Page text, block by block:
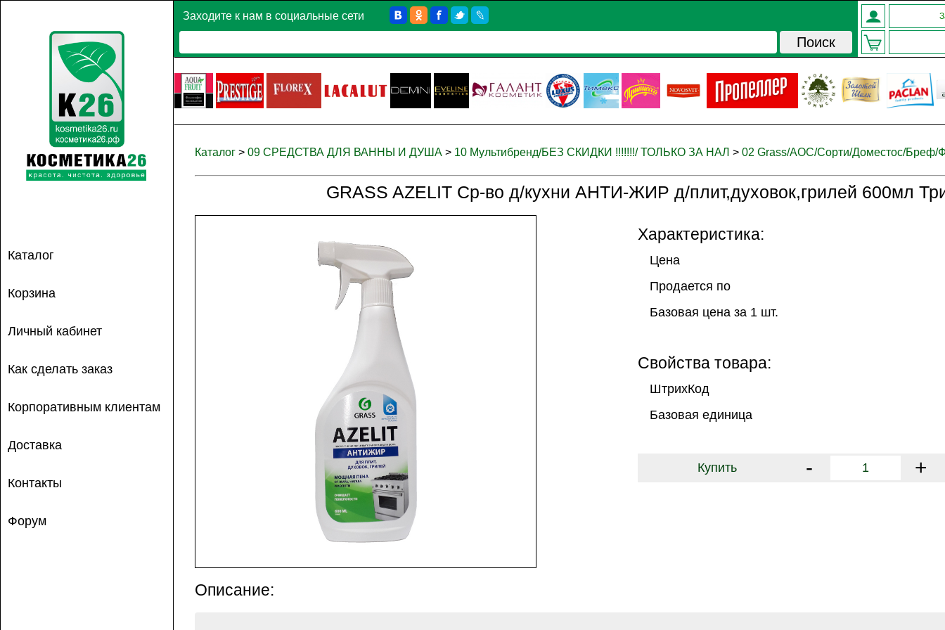
Заходите к нам в социальные сети
Каталог
Корзина
Личный кабинет
Как сделать заказ
Корпоративным клиентам
Доставка
Контакты
Форум
Каталог > 09 СРЕДСТВА ДЛЯ ВАННЫ И ДУША > 10 Мультибренд/БЕЗ СКИДКИ !!!!!!!/ ТОЛЬКО ЗА НАЛ > 02 Grass/АОС/Сорти/Доместос/Бреф/
GRASS AZELIT Ср-во д/кухни АНТИ-ЖИР д/плит,духовок,грилей 600мл
Характеристика:
Цена
Продается по
Базовая цена за 1 шт.
Свойства товара:
ШтрихКод
Базовая единица
Купить - +
Описание: